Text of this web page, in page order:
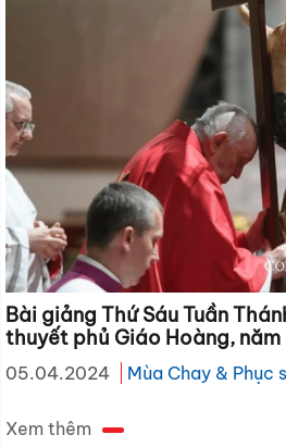
Bài giảng Thứ Sáu Tuần
thuyết phủ Giáo Hoàng,
05.04.2024 Mùa Chay & Phục
Xem thêm